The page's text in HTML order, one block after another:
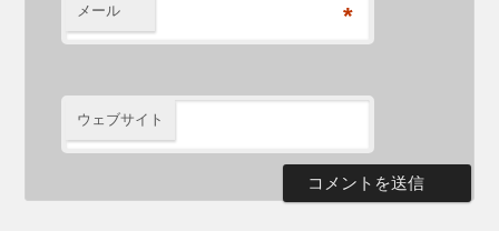
メール *
ウェブサイト